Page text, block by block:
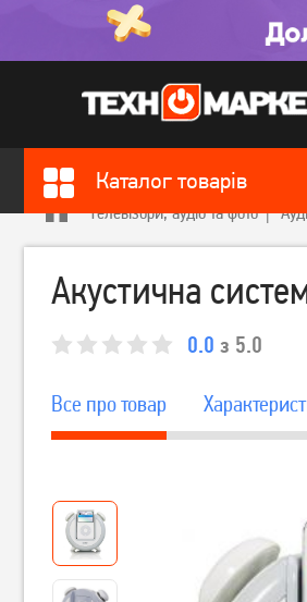
Каталог товарів
Телевізори, аудіо та фото
Акустична
0.0 з 5.0
Все про товар